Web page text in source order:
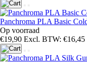
Panchroma PLA Basic
Op voorraad
€19,90 Excl. BTW: €16,45